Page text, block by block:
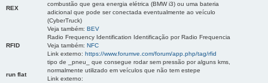
REX
combustão que gera energia elétrica (BMW i3) ou uma bateria
adicional que pode ser conectada eventualmente ao veículo
(CyberTruck)
Veja também: BEV
RFID
Radio Frequency Identification Identificação por Radio Frequencia
Veja também: NFC
Link externo: https://www.forumve.com/forum/app.php/tag/rfid
run flat
tipo de _pneu_ que consegue rodar sem pressão por alguns kms,
normalmente utilizado em veículos que não tem estepe
Link externo: